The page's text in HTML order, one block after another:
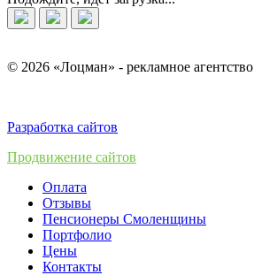
© 2026 «Лоцман» - рекламное агентство
Разработка сайтов
Продвижение сайтов
Оплата
Отзывы
Пенсионеры Смоленщины
Портфолио
Цены
Контакты